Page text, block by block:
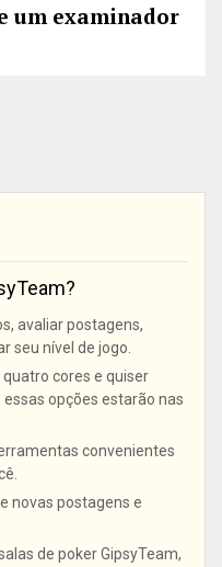
um examinador
avaliar postagens,
seu nível de jogo.
cores e quiser
opções estarão nas
convenientes
novas postagens e
de poker GipsyTeam,